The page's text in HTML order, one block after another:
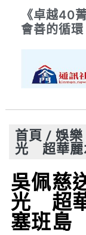
《卓越40
會善的循環
首頁 / 娛樂
光 超華麗
吳佩慈
光 超
塞班島